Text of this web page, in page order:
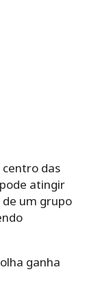
centro das
atingir
um grupo
ganha